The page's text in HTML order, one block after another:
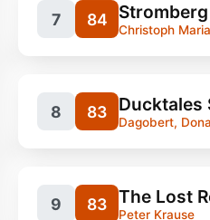
Serien,
7 84
Christoph
8 83 Ducktales
Dagobert,
9 83 The Lost
Peter Krause